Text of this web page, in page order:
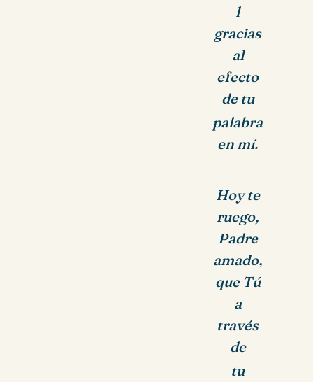
l
gracias
al
efecto
de tu
palabra
en mí.
Hoy te
ruego,
Padre
amado,
que Tú
a
través
de
tu